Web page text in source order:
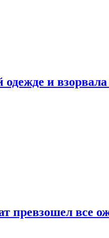
и взорвала
превзошел все